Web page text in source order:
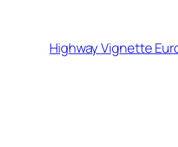
Highway Vignette